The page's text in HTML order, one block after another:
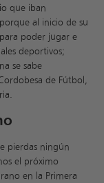
que iban
al inicio de su
poder jugar e
deportivos;
se sabe
de Fútbol,
pierdas ningún
el próximo
en la Primera